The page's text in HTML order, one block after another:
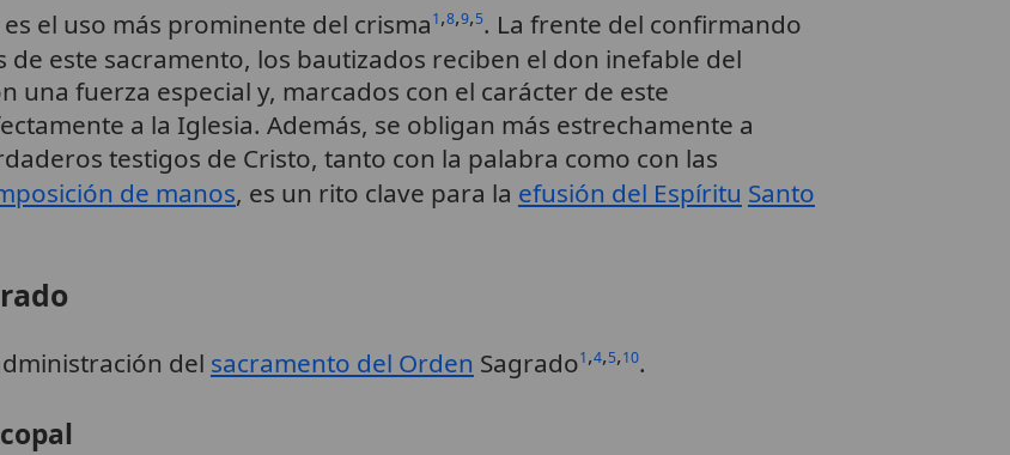
el uso más prominente del crisma1,8,9,5. La frente del confirmando
de este sacramento, los bautizados reciben el don inefable del
una fuerza especial y, marcados con el carácter de este
a la Iglesia. Además, se obligan más estrechamente a
testigos de Cristo, tanto con la palabra como con las
de manos, es un rito clave para la efusión del Espíritu Santo
del sacramento del Orden Sagrado1,4,5,10.